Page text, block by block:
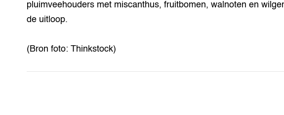
pluimveehouders met miscanthus, fruitbomen, walnoten en
de uitloop.
(Bron foto: Thinkstock)